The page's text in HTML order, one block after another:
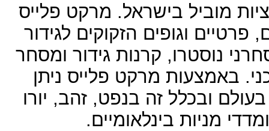
מוביל בישראל. מרקט פלייס
וגופים הזקוקים לגידור
נוסטרו, קרנות גידור ומסחר
באמצעות מרקט פלייס ניתן
ובכלל זה בנפט, זהב, יורו
מניות בינלאומיים.